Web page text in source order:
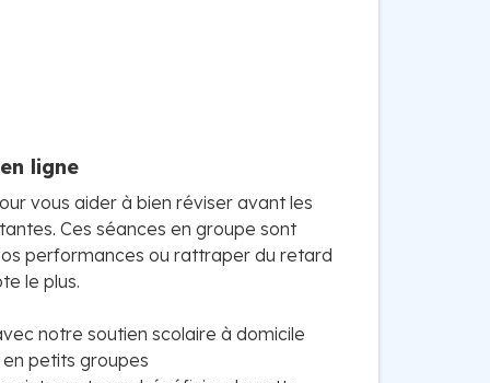
ligne
vous aider à bien réviser avant les
Ces séances en groupe sont
performances ou rattraper du retard
le plus.
notre soutien scolaire à domicile
petits groupes